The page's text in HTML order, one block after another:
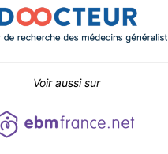
Voir aussi sur